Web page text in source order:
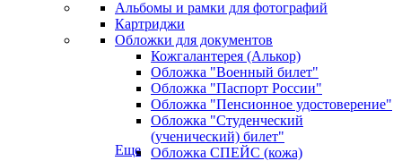
Альбомы и рамки для фотографий
Картриджи
Обложки для документов
Кожгалантерея (Алькор)
Обложка "Военный билет"
Обложка "Паспорт России"
Обложка "Пенсионное удостоверение"
Обложка "Студенческий
(ученический) билет"
Обложка СПЕЙС (кожа)
Еще